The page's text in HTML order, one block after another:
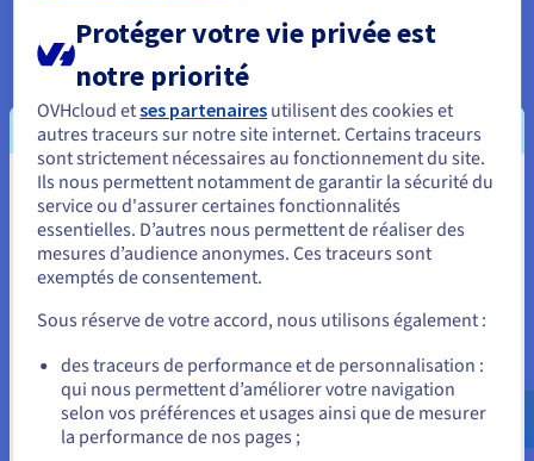
Découvrir Cloud Databases
Analytics
Capitalisez sur vos données et déployez votre data stack
et vos applications avec une infrastructure managée et
open source.
Découvrir Cloud Analytics
Data Platform
Réalisez et déployez vos projets Data & Analytics en un
temps record avec une solution complète, unifiée,
collaborative et accessible à tous.
Vous semblez être localisé en États-
Unis.
Pour commander, rendez-vous sur le site de votre pays (États-
Allez sur le site États-Unis
us.ovhcloud.com/
Anglais USD - $
ou
Protéger votre vie privée est
notre priorité
OVHcloud etses partenaires utilisent des cookies et
autres traceurs sur notre site internet. Certains traceurs
sont strictement nécessaires au fonctionnement du site.
Ils nous permettent notamment de garantir la sécurité du
service ou d'assurer certaines fonctionnalités
essentielles. D’autres nous permettent de réaliser des
mesures d’audience anonymes. Ces traceurs sont
exemptés de consentement.
Sous réserve de votre accord, nous utilisons également :
des traceurs de performance et de personnalisation :
qui nous permettent d’améliorer votre navigation
selon vos préférences et usages ainsi que de mesurer
la performance de nos pages ;